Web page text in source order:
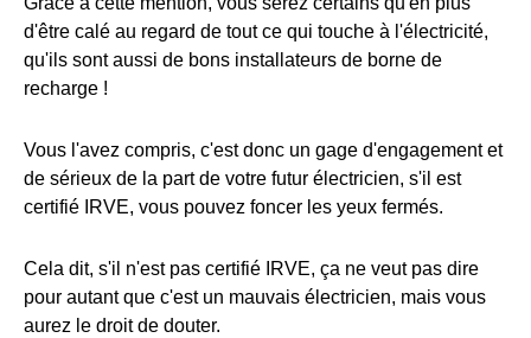
d'être calé au regard de tout ce qui touche à l'électricité,
qu'ils sont aussi de bons installateurs de borne de
recharge !
Vous l'avez compris, c'est donc un gage d'engagement et
de sérieux de la part de votre futur électricien, s'il est
certifié IRVE, vous pouvez foncer les yeux fermés.
Cela dit, s'il n'est pas certifié IRVE, ça ne veut pas dire
pour autant que c'est un mauvais électricien, mais vous
aurez le droit de douter.